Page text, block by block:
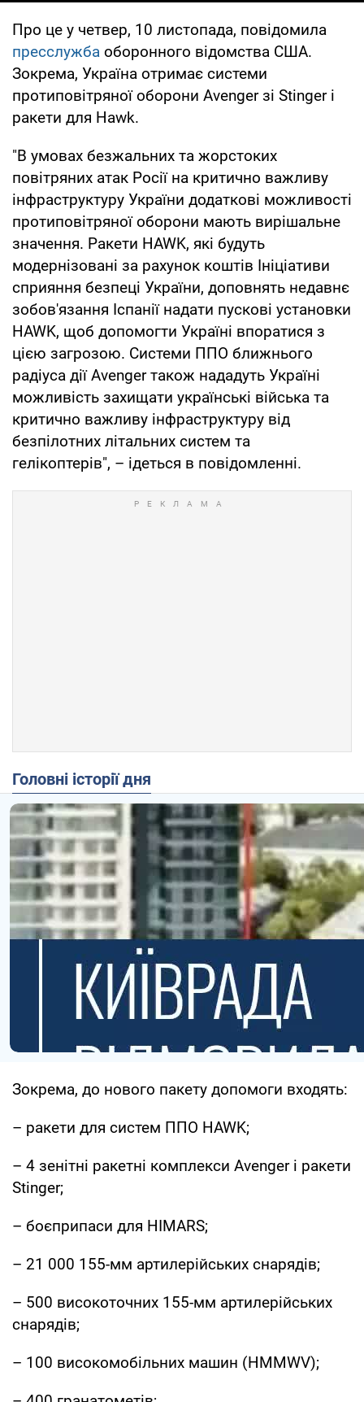
Про це у четвер, 10 листопада, повідомила
пресслужба оборонного відомства США.
Зокрема, Україна отримає системи
протиповітряної оборони Avenger зі Stinger і
ракети для Hawk.
"В умовах безжальних та жорстоких
повітряних атак Росії на критично важливу
інфраструктуру України додаткові можливості
протиповітряної оборони мають вирішальне
значення. Ракети HAWK, які будуть
модернізовані за рахунок коштів Ініціативи
сприяння безпеці України, доповнять недавнє
зобов'язання Іспанії надати пускові установки
HAWK, щоб допомогти Україні впоратися з
цією загрозою. Системи ППО ближнього
радіуса дії Avenger також нададуть Україні
можливість захищати українські війська та
критично важливу інфраструктуру від
безпілотних літальних систем та
гелікоптерів", – ідеться в повідомленні.
Головні історії дня
Зокрема, до нового пакету допомоги входять:
– ракети для систем ППО HAWK;
– 4 зенітні ракетні комплекси Avenger і ракети
Stinger;
– боєприпаси для HIMARS;
– 21 000 155-мм артилерійських снарядів;
– 500 високоточних 155-мм артилерійських
снарядів;
– 100 високомобільних машин (HMMWV);